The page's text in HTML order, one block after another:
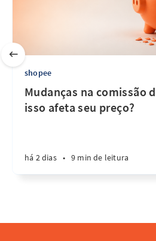
shopee
Mudanças na comissão
isso afeta seu preço?
há 2 dias • 9 min de leitura